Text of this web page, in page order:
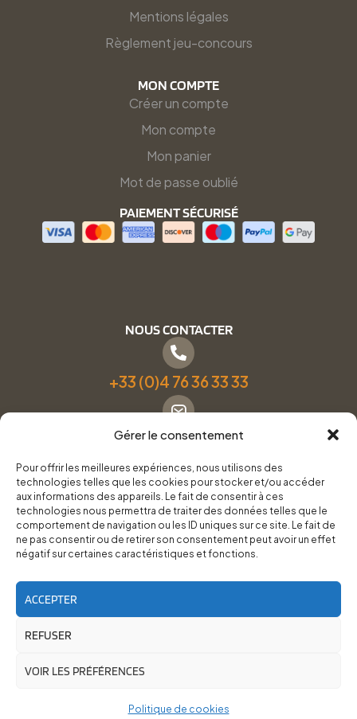
Gérer le consentement
Pour offrir les meilleures expériences, nous utilisons des
technologies telles que les cookies pour stocker et/ou accéder
aux informations des appareils. Le fait de consentir à ces
technologies nous permettra de traiter des données telles que le
comportement de navigation ou les ID uniques sur ce site. Le fait de
ne pas consentir ou de retirer son consentement peut avoir un effet
négatif sur certaines caractéristiques et fonctions.
ACCEPTER
REFUSER
VOIR LES PRÉFÉRENCES
Politique de cookies
Mentions légales
Règlement jeu-concours
MON COMPTE
Créer un compte
Mon compte
Mon panier
Mot de passe oublié
PAIEMENT SÉCURISÉ
NOUS CONTACTER
+33 (0)4 76 36 33 33
Formulaire de contact
Pneus Services Loisirs - Garage Point S - 28 Bd Denfert
Rochereau, 38500 Voiron
RoadTrip Équipement/Pneus Services Loisirs - 2026